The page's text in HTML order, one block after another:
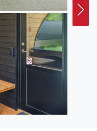
mit Dusche. Der